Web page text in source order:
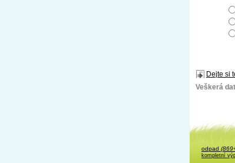
Dejte si
Veškerá
odpad
kompletní